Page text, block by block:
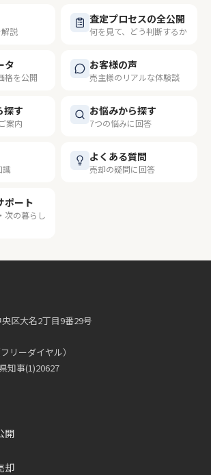
説
査定プロセスの全公開
何を見て、どう判断するか
タ
格を公開
お客様の声
売主様のリアルな体験談
探す
案内
お悩みから探す
7つの悩みに回答
識
よくある質問
売却の疑問に回答
ポート
次の暮らし
区大名2丁目9番29号
リーダイヤル）
知事(1)20627
開
却